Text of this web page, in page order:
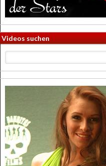
Videos suchen